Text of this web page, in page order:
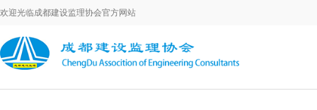
欢迎光临成都建设监理协会官方网站